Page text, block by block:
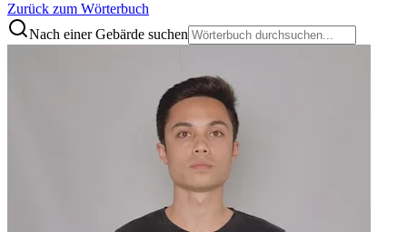
Zurück zum Wörterbuch
Nach einer Gebärde suchen